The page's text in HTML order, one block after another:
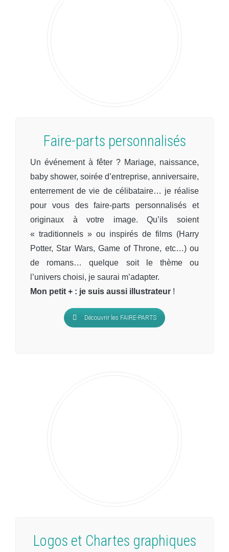
Faire-parts personnalisés
Un événement à fêter ? Mariage, naissance,
baby shower, soirée d’entreprise, anniversaire,
enterrement de vie de célibataire… je réalise
pour vous des faire-parts personnalisés et
originaux à votre image. Qu’ils soient
« traditionnels » ou inspirés de films (Harry
Potter, Star Wars, Game of Throne, etc…) ou
de romans… quelque soit le thème ou
l’univers choisi, je saurai m’adapter.
Mon petit + : je suis aussi illustrateur !
Découvrir les FAIRE-PARTS
Logos et Chartes graphiques